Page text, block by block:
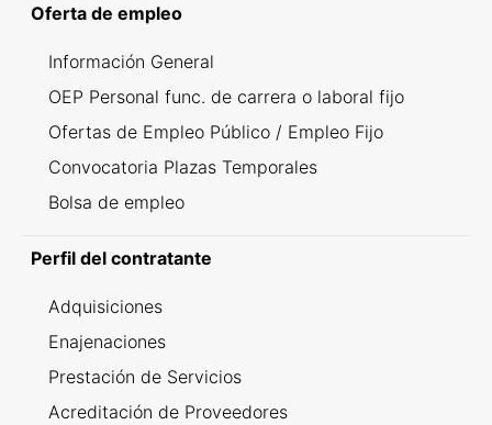
Oferta de empleo
Información General
OEP Personal func. de carrera o laboral fijo
Ofertas de Empleo Público / Empleo Fijo
Convocatoria Plazas Temporales
Bolsa de empleo
Perfil del contratante
Adquisiciones
Enajenaciones
Prestación de Servicios
Acreditación de Proveedores